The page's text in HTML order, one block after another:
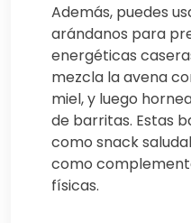
Además, puedes
arándanos para
energéticas
mezcla la avena
miel, y luego
de barritas. Estas
como snack
como
físicas.